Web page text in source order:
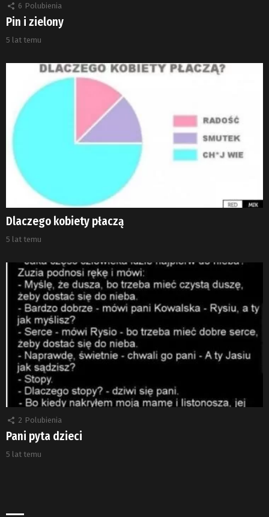
6 Polubienia
Pin i zielony
5 lat temu
Dlaczego kobiety płaczą
5 lat temu
2 Polubienia
Pani pyta dzieci
5 lat temu